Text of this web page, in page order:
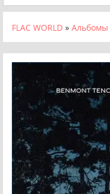
FLAC WORLD » Альбомы